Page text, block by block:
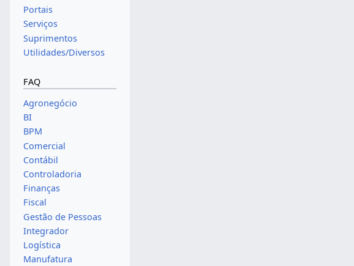
Portais
Serviços
Suprimentos
Utilidades/Diversos
FAQ
Agronegócio
BI
BPM
Comercial
Contábil
Controladoria
Finanças
Fiscal
Gestão de Pessoas
Integrador
Logística
Manufatura